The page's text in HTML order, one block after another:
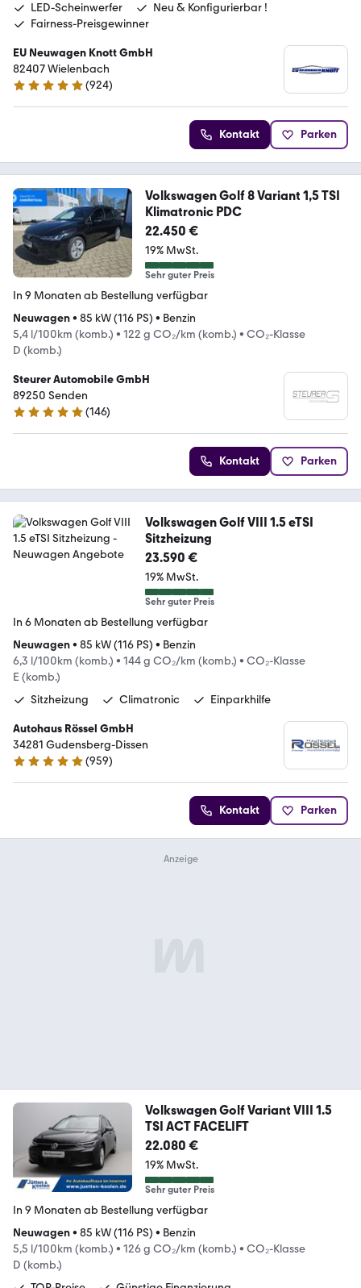
LED-Scheinwerfer
Neu & Konfigurierbar !
Fairness-Preisgewinner
EU Neuwagen Knott GmbH
82407 Wielenbach
4.9 Sterne
(924)
Kontakt Parken
Volkswagen Golf 8 Variant 1,5 TSI
Klimatronic PDC
22.450 €
19% MwSt.
Sehr guter Preis
In 9 Monaten ab Bestellung verfügbar
Neuwagen• 85 kW (116 PS) • Benzin
5,4 l/100km (komb.) • 122 g CO₂/km (komb.) • CO₂-Klasse
D (komb.)
Steurer Automobile GmbH
89250 Senden
4.8 Sterne
(146)
Kontakt Parken
Volkswagen Golf VIII 1.5 eTSI
Sitzheizung
23.590 €
19% MwSt.
Sehr guter Preis
In 6 Monaten ab Bestellung verfügbar
Neuwagen• 85 kW (116 PS) • Benzin
6,3 l/100km (komb.) • 144 g CO₂/km (komb.) • CO₂-Klasse
E (komb.)
Sitzheizung
Climatronic Einparkhilfe
Autohaus Rössel GmbH
34281 Gudensberg-Dissen
4.9 Sterne
(959)
Kontakt Parken
Volkswagen Golf Variant VIII 1.5
TSI ACT FACELIFT
22.080 €
19% MwSt.
Sehr guter Preis
In 9 Monaten ab Bestellung verfügbar
Neuwagen• 85 kW (116 PS) • Benzin
5,5 l/100km (komb.) • 126 g CO₂/km (komb.) • CO₂-Klasse
D (komb.)